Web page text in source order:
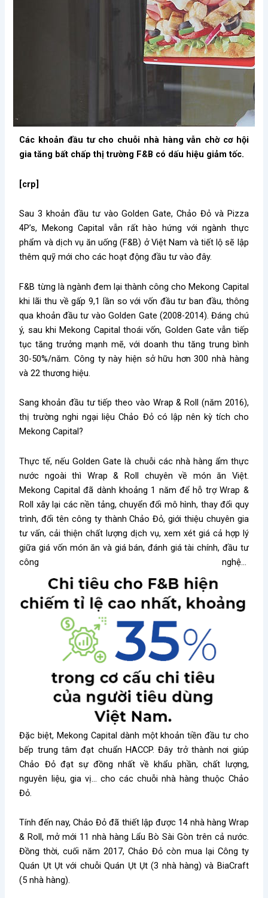
Các khoản đầu tư cho chuỗi nhà hàng vẫn chờ cơ hội
gia tăng bất chấp thị trường F&B có dấu hiệu giảm tốc.
[crp]
Sau 3 khoản đầu tư vào Golden Gate, Chảo Đỏ và Pizza
4P’s, Mekong Capital vẫn rất hào hứng với ngành thực
phẩm và dịch vụ ăn uống (F&B) ở Việt Nam và tiết lộ sẽ lập
thêm quỹ mới cho các hoạt động đầu tư vào đây.
F&B từng là ngành đem lại thành công cho Mekong Capital
khi lãi thu về gấp 9,1 lần so với vốn đầu tư ban đầu, thông
qua khoản đầu tư vào Golden Gate (2008-2014). Đáng chú
ý, sau khi Mekong Capital thoái vốn, Golden Gate vẫn tiếp
tục tăng trưởng mạnh mẽ, với doanh thu tăng trung bình
30-50%/năm. Công ty này hiện sở hữu hơn 300 nhà hàng
và 22 thương hiệu.
Sang khoản đầu tư tiếp theo vào Wrap & Roll (năm 2016),
thị trường nghi ngại liệu Chảo Đỏ có lập nên kỳ tích cho
Mekong Capital?
Thực tế, nếu Golden Gate là chuỗi các nhà hàng ẩm thực
nước ngoài thì Wrap & Roll chuyên về món ăn Việt.
Mekong Capital đã dành khoảng 1 năm để hỗ trợ Wrap &
Roll xây lại các nền tảng, chuyển đổi mô hình, thay đổi quy
trình, đổi tên công ty thành Chảo Đỏ, giới thiệu chuyên gia
tư vấn, cải thiện chất lượng dịch vụ, xem xét giá cả hợp lý
giữa giá vốn món ăn và giá bán, đánh giá tài chính, đầu tư
công nghệ…
Đặc biệt, Mekong Capital dành một khoản tiền đầu tư cho
bếp trung tâm đạt chuẩn HACCP. Đây trở thành nơi giúp
Chảo Đỏ đạt sự đồng nhất về khẩu phần, chất lượng,
nguyên liệu, gia vị… cho các chuỗi nhà hàng thuộc Chảo
Đỏ.
Tính đến nay, Chảo Đỏ đã thiết lập được 14 nhà hàng Wrap
& Roll, mở mới 11 nhà hàng Lẩu Bò Sài Gòn trên cả nước.
Đồng thời, cuối năm 2017, Chảo Đỏ còn mua lại Công ty
Quán Ụt Ụt với chuỗi Quán Ụt Ụt (3 nhà hàng) và BiaCraft
(5 nhà hàng).